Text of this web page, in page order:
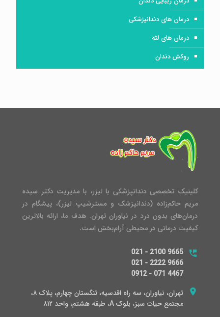
درمان های دندانپزشکی
درمان های لثه
روکش دندان
کلینیک تخصصی دندانپزشکی با لیزر، با مدیریت دکتر سیده
مریم حاکم‌زاده (دندانپزشک و مسترشیپ لیزر)، پیشگام در
درمان‌های بدون درد در نیاوران تهران. هدف ما، ارائه بالاترین
کیفیت درمانی در محیطی آرام‌بخش است.
021 - 2100 9665
021 - 2222 9666
0912 - 071 4467
تهران، نیاوران، سه راه اقدسیه، تنگستان چهارم، پلاک ۸،
مجتمع حیات سبز، بلوک A، طبقه هشتم، واحد ۸۱۲